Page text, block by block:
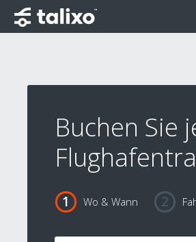
Buchen Sie
Wo & Wann